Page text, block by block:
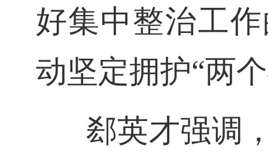
好集中整治工
动坚定拥护“两
郄英才强调